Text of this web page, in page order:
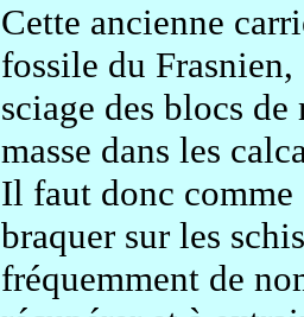
Cette ancienne
fossile du
sciage des blocs
masse dans les
Il faut donc comme
braquer sur les
fréquemment de